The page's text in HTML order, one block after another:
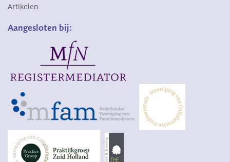
Artikelen
Aangesloten bij: